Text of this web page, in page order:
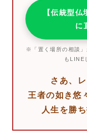
【伝統型
に
※「置く場所の相談
もLINE
さあ、
王者の如き悠
人生を勝